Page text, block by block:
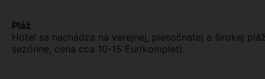
.
Pláž
Hotel sa nachádza na verejnej, piesočnatej a širokej
sezónne, cena cca 10-15 Eur/komplet).
.